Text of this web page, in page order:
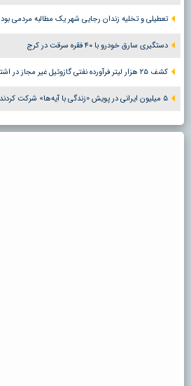
تعطیلی و تخلیه زندان رجایی شهر یک مطالبه مردمی بود
دستگیری سارق خودرو با ۴۰ فقره سرقت در کرج
کشف ۲۵ هزار لیتر فرآورده نفتی گازوئیل غیر مجاز در اشتهارد
۵ میلیون ایرانی در پویش «زندگی با آیه‌ها» شرکت کردند